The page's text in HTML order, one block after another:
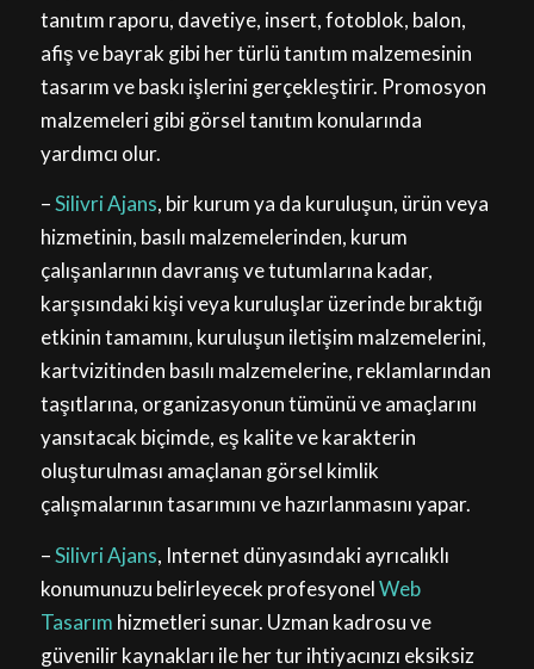
tanıtım raporu, davetiye, insert, fotoblok, balon,
afiş ve bayrak gibi her türlü tanıtım malzemesinin
tasarım ve baskı işlerini gerçekleştirir. Promosyon
malzemeleri gibi görsel tanıtım konularında
yardımcı olur.
–Silivri Ajans, bir kurum ya da kuruluşun, ürün veya
hizmetinin, basılı malzemelerinden, kurum
çalışanlarının davranış ve tutumlarına kadar,
karşısındaki kişi veya kuruluşlar üzerinde bıraktığı
etkinin tamamını, kuruluşun iletişim malzemelerini,
kartvizitinden basılı malzemelerine, reklamlarından
taşıtlarına, organizasyonun tümünü ve amaçlarını
yansıtacak biçimde, eş kalite ve karakterin
oluşturulması amaçlanan görsel kimlik
çalışmalarının tasarımını ve hazırlanmasını yapar.
–Silivri Ajans, Internet dünyasındaki ayrıcalıklı
konumunuzu belirleyecek profesyonelWeb
Tasarım hizmetleri sunar. Uzman kadrosu ve
güvenilir kaynakları ile her tur ihtiyacınızı eksiksiz